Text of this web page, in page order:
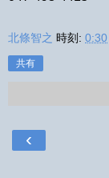
北條智之 時刻: 0:30
共有
‹